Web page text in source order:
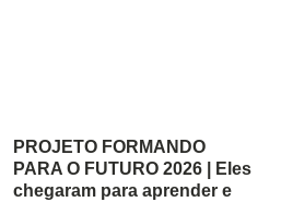
PROJETO FORMANDO
PARA O FUTURO 2026 | Eles
chegaram para aprender e